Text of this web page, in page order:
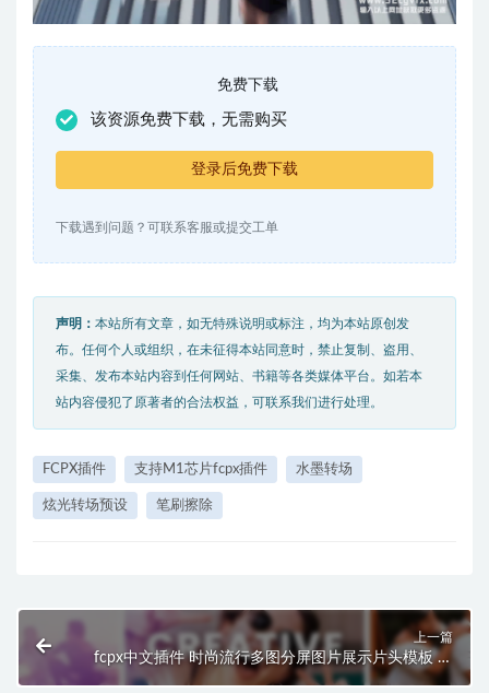
免费下载
该资源免费下载，无需购买
登录后免费下载
下载遇到问题？可联系客服或提交工单
声明： 本站所有文章，如无特殊说明或标注，均为本站原创发
布。任何个人或组织，在未征得本站同意时，禁止复制、盗用、
采集、发布本站内容到任何网站、书籍等各类媒体平台。如若本
站内容侵犯了原著者的合法权益，可联系我们进行处理。
FCPX插件 支持M1芯片fcpx插件 水墨转场
炫光转场预设 笔刷擦除
上一篇
fcpx中文插件 时尚流行多图分屏图片展示片头模板 支
持M1 Multi Screen Opener